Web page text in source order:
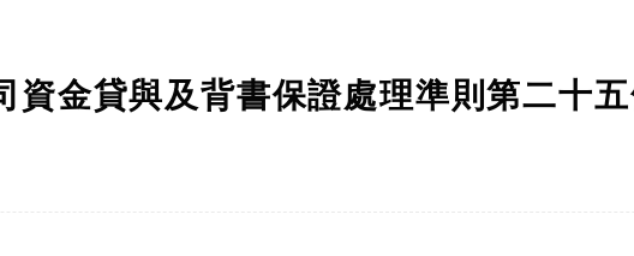
資金貸與及背書保證處理準則第二十